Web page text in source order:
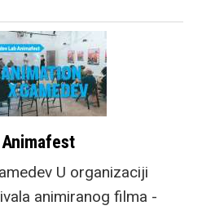
Animafest
U organizaciji
animiranog filma -